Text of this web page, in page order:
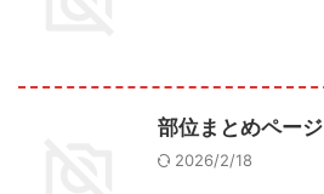
部位まとめページ
2026/2/18